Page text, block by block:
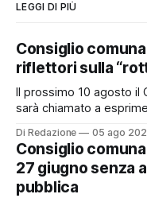
LEGGI DI PIÙ
Consiglio
riflettori sulla
Il prossimo 10 agosto il
sarà chiamato a
possibile adesione del
“rottamazione
Riscossione. Prima,
Di Redazione 05 ago
Consiglio
27 giugno senza
pubblica